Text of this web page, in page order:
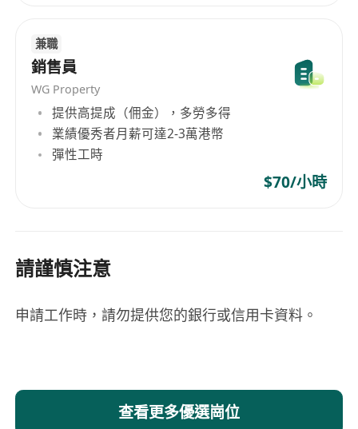
兼職
銷售員
WG Property
提供高提成（佣金），多勞多得
業績優秀者月薪可達2-3萬港幣
彈性工時
$70/小時
請謹慎注意
申請工作時，請勿提供您的銀行或信用卡資料。
查看更多優選崗位